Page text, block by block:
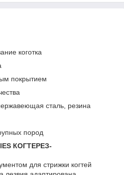
коготка
покрытием
сталь, резина
пород
КОГТЕРЕЗ-
для стрижки когтей